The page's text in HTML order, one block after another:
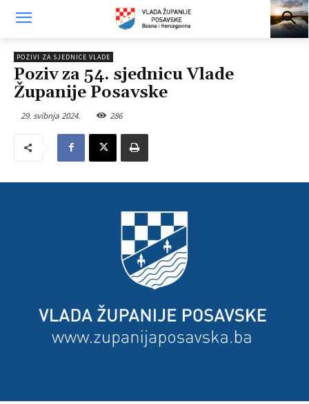
POZIVI ZA SJEDNICE VLADE
Poziv za 54. sjednicu Vlade
Županije Posavske
29. svibnja 2024. 286